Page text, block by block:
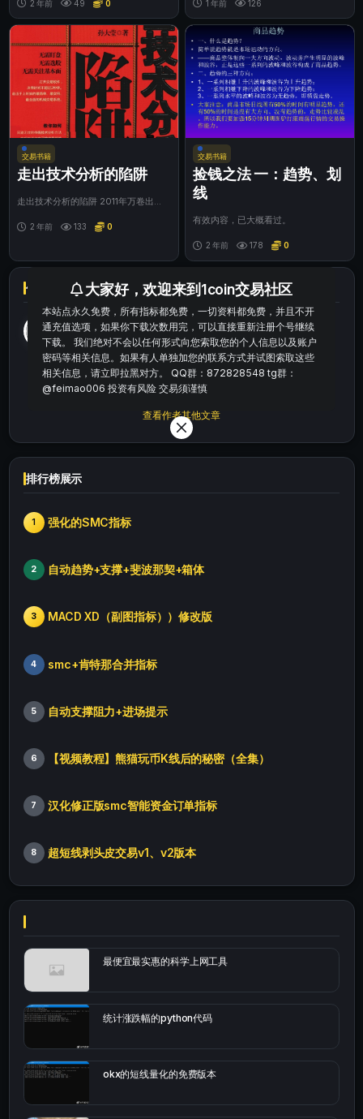
网技术专家方...
2 年前 49 0 然价格开始突...
1 年前 126
交易书籍
走出技术分析的陷阱
走出技术分析的陷阱 2011年万卷出版
阱》是2...
2 年前 133 0
交易书籍
捡钱之法 一：趋势、划
线
有效内容，已大概看过。
2 年前 178 0
作者信息
肥猫
等级 普通用户
71750
文章
20
评论
0
查看作者其他文章
排行榜展示
1 强化的SMC指标
2 自动趋势+支撑+斐波那契+箱体
3 MACD XD（副图指标））修改版
4 smc+肯特那合并指标
5 自动支撑阻力+进场提示
6 【视频教程】熊猫玩币K线后的秘密（全集）
7 汉化修正版smc智能资金订单指标
8 超短线剥头皮交易v1、v2版本
最便宜最实惠的科学上网工具
统计涨跌幅的python代码
okx的短线量化的免费版本
大家好，欢迎来到1coin交易社区
本站点永久免费，所有指标都免费，一切资料都免费，并且不开
通充值选项，如果你下载次数用完，可以直接重新注册个号继续
下载。 我们绝对不会以任何形式向您索取您的个人信息以及账户
密码等相关信息。如果有人单独加您的联系方式并试图索取这些
相关信息，请立即拉黑对方。 QQ群：872828548 tg群：
@feimao006 投资有风险 交易须谨慎